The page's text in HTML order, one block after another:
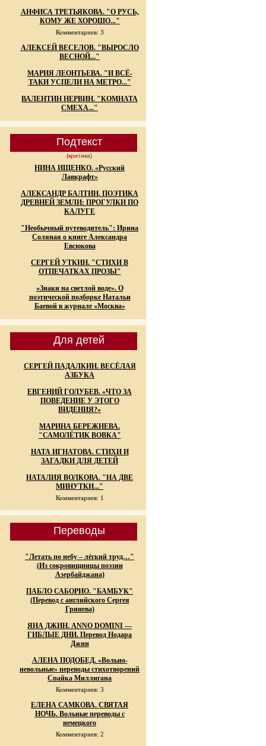
АНФИСА ТРЕТЬЯКОВА. "О РУСЬ,
КОМУ ЖЕ ХОРОШО..."
Комментариев: 3
АЛЕКСЕЙ ВЕСЕЛОВ. "ВЫРОСЛО
ВЕСНОЙ..."
МАРИЯ ЛЕОНТЬЕВА. "И ВСЁ-
ТАКИ УСПЕЛИ НА МЕТРО..."
ВАЛЕНТИН НЕРВИН. "КОМНАТА
СМЕХА..."
Подтекст
(критика)
НИНА ИЩЕНКО. «Русский
Лавкрафт»
АЛЕКСАНДР БАЛТИН. ПОЭТИКА
ДРЕВНЕЙ ЗЕМЛИ: ПРОГУЛКИ ПО
КАЛУГЕ
"Необычный путеводитель": Ирина
Соляная о книге Александра
Евсюкова
СЕРГЕЙ УТКИН. "СТИХИ В
ОТПЕЧАТКАХ ПРОЗЫ"
«Знаки на светлой воде». О
поэтической подборке Натальи
Баевой в журнале «Москва»
Для детей
СЕРГЕЙ ПАДАЛКИН. ВЕСЁЛАЯ
АЗБУКА
ЕВГЕНИЙ ГОЛУБЕВ. «ЧТО ЗА
ПОВЕДЕНИЕ У ЭТОГО
ВИДЕНИЯ?»
МАРИНА БЕРЕЖНЕВА.
"САМОЛЁТИК ВОВКА"
НАТА ИГНАТОВА. СТИХИ И
ЗАГАДКИ ДЛЯ ДЕТЕЙ
НАТАЛИЯ ВОЛКОВА. "НА ДВЕ
МИНУТКИ..."
Комментариев: 1
Переводы
"Летать по небу – лёгкий труд…"
(Из сокровищницы поэзии
Азербайджана)
ПАБЛО САБОРИО. "БАМБУК"
(Перевод с английского Сергея
Гринева)
ЯНА ДЖИН. ANNO DOMINI —
ГИБЛЫЕ ДНИ. Перевод Нодара
Джин
АЛЕНА ПОДОБЕД. «Вольно-
невольные» переводы стихотворений
Спайка Миллигана
Комментариев: 3
ЕЛЕНА САМКОВА. СВЯТАЯ
НОЧЬ. Вольные переводы с
немецкого
Комментариев: 2